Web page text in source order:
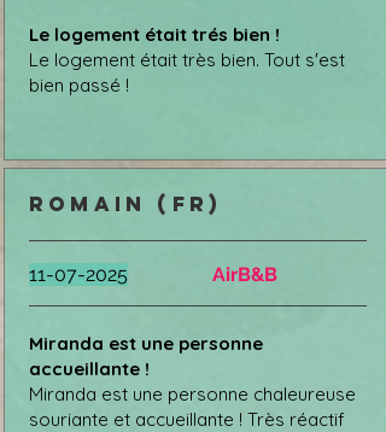
Le logement était trés bien !
Le logement était très bien. Tout s'est
bien passé !
romain (FR)
11-07-2025 AirB&B
Miranda est une personne
accueillante !
Miranda est une personne chaleureuse
souriante et accueillante ! Très réactif